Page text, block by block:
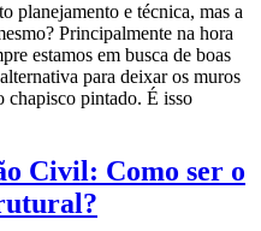
planejamento e técnica, mas a
Principalmente na hora
estamos em busca de boas
para deixar os muros
chapisco pintado. É isso
Civil: Como ser o